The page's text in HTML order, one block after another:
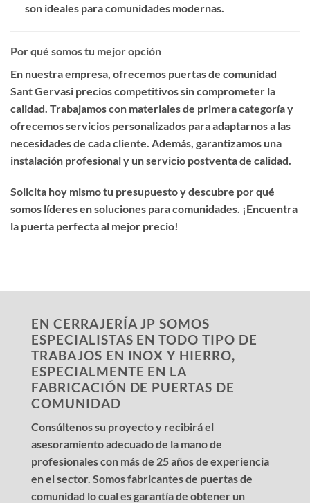
son ideales para comunidades modernas.
Por qué somos tu mejor opción
En nuestra empresa, ofrecemos puertas de comunidad
Sant Gervasi precios competitivossin comprometer la
calidad. Trabajamos con materiales de primera categoría y
ofrecemos servicios personalizados para adaptarnos a las
necesidades de cada cliente. Además, garantizamos una
instalación profesional y un servicio postventa de calidad.
Solicita hoy mismo tu presupuesto y descubre por qué
somos líderes en soluciones para comunidades. ¡Encuentra
la puerta perfecta al mejor precio!
EN CERRAJERÍA JP SOMOS
ESPECIALISTAS EN TODO TIPO DE
TRABAJOS EN INOX Y HIERRO,
ESPECIALMENTE EN LA
FABRICACIÓN DE PUERTAS DE
COMUNIDAD
Consúltenos su proyecto y recibirá el
asesoramiento adecuado de la mano de
profesionales con más de 25 años de experiencia
en el sector. Somos fabricantes de puertas de
comunidad lo cual es garantía de obtener un